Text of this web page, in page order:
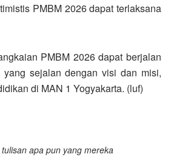
PMBM 2026 dapat terlaksana
PMBM 2026 dapat berjalan
sejalan dengan visi dan misi,
di MAN 1 Yogyakarta. (luf)
apa pun yang mereka